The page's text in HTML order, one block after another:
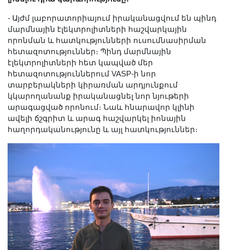
- Այժմ լաբորատորիայում իրականացվում են պինդ
մարմնային էլեկտրոլիտների հաշվարկային
որոնման և հատկությունների ուսումնասիրման
հետազոտություններ։ Պինդ մարմնային
էլեկտրոլիտների հետ կապված մեր
հետազոտություններում VASP-ի նոր
տարբերակների կիրառման արդյունքում
կկարողանանք իրականացնել նոր նյութերի
արագացված որոնում։ Նաև հնարավոր կլինի
ավելի ճշգրիտ և արագ հաշվարկել իոնային
հաղորդականությունը և այլ հատկություններ։